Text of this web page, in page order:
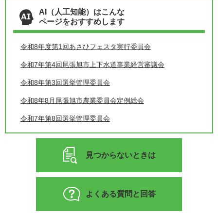
AI（人工知能）はこんな
ページをおすすめします
令和8年度第1回あさひフェスタ実行委員会
令和7年第4回尾張旭市上下水道事業経営審議会
令和8年第3回選挙管理委員会
令和8年8月尾張旭市農業委員会定例総会
令和7年第8回選挙管理委員会
見つからないときは
よくある質問と回答